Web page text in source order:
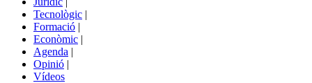
Tecnològic |
Formació |
Econòmic |
Agenda |
Opinió |
Vídeos